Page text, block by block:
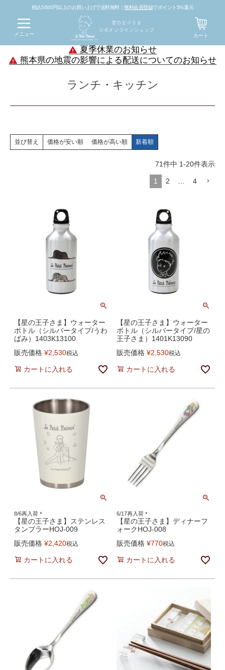
税込5000円以上のお買い上げで送料無料｜無料会員登録でポイント5%還元
メニュー カート
夏季休業のお知らせ
熊本県の地震の影響による配送についてのお知らせ
ランチ・キッチン
並び替え 価格が安い順 価格が高い順 新着順
71件中 1-20件表示
1 2 4
【星の王子さま】ウォーター
ボトル（シルバータイプ/うわ
ばみ）1403K13100
販売価格 ¥2,530税込
カートに入れる
【星の王子さま】ウォーター
ボトル（シルバータイプ/星の
王子さま）1401K13090
販売価格 ¥2,530税込
カートに入れる
8/6再入荷＊
【星の王子さま】ステンレス
タンブラーHOJ-009
販売価格 ¥2,420税込
カートに入れる
6/17再入荷＊
【星の王子さま】ディナーフ
ォークHOJ-008
販売価格 ¥770税込
カートに入れる